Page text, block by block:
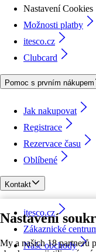
Nastavení
My a našich 18 partnerů
Nastavení Cookies
Možnosti platby
itesco.cz
Clubcard
Pomoc s prvním nákupem
Jak nakupovat
Registrace
Rezervace času
Oblíbené
Kontakt
itesco.cz
Zákaznické
Naše obchody